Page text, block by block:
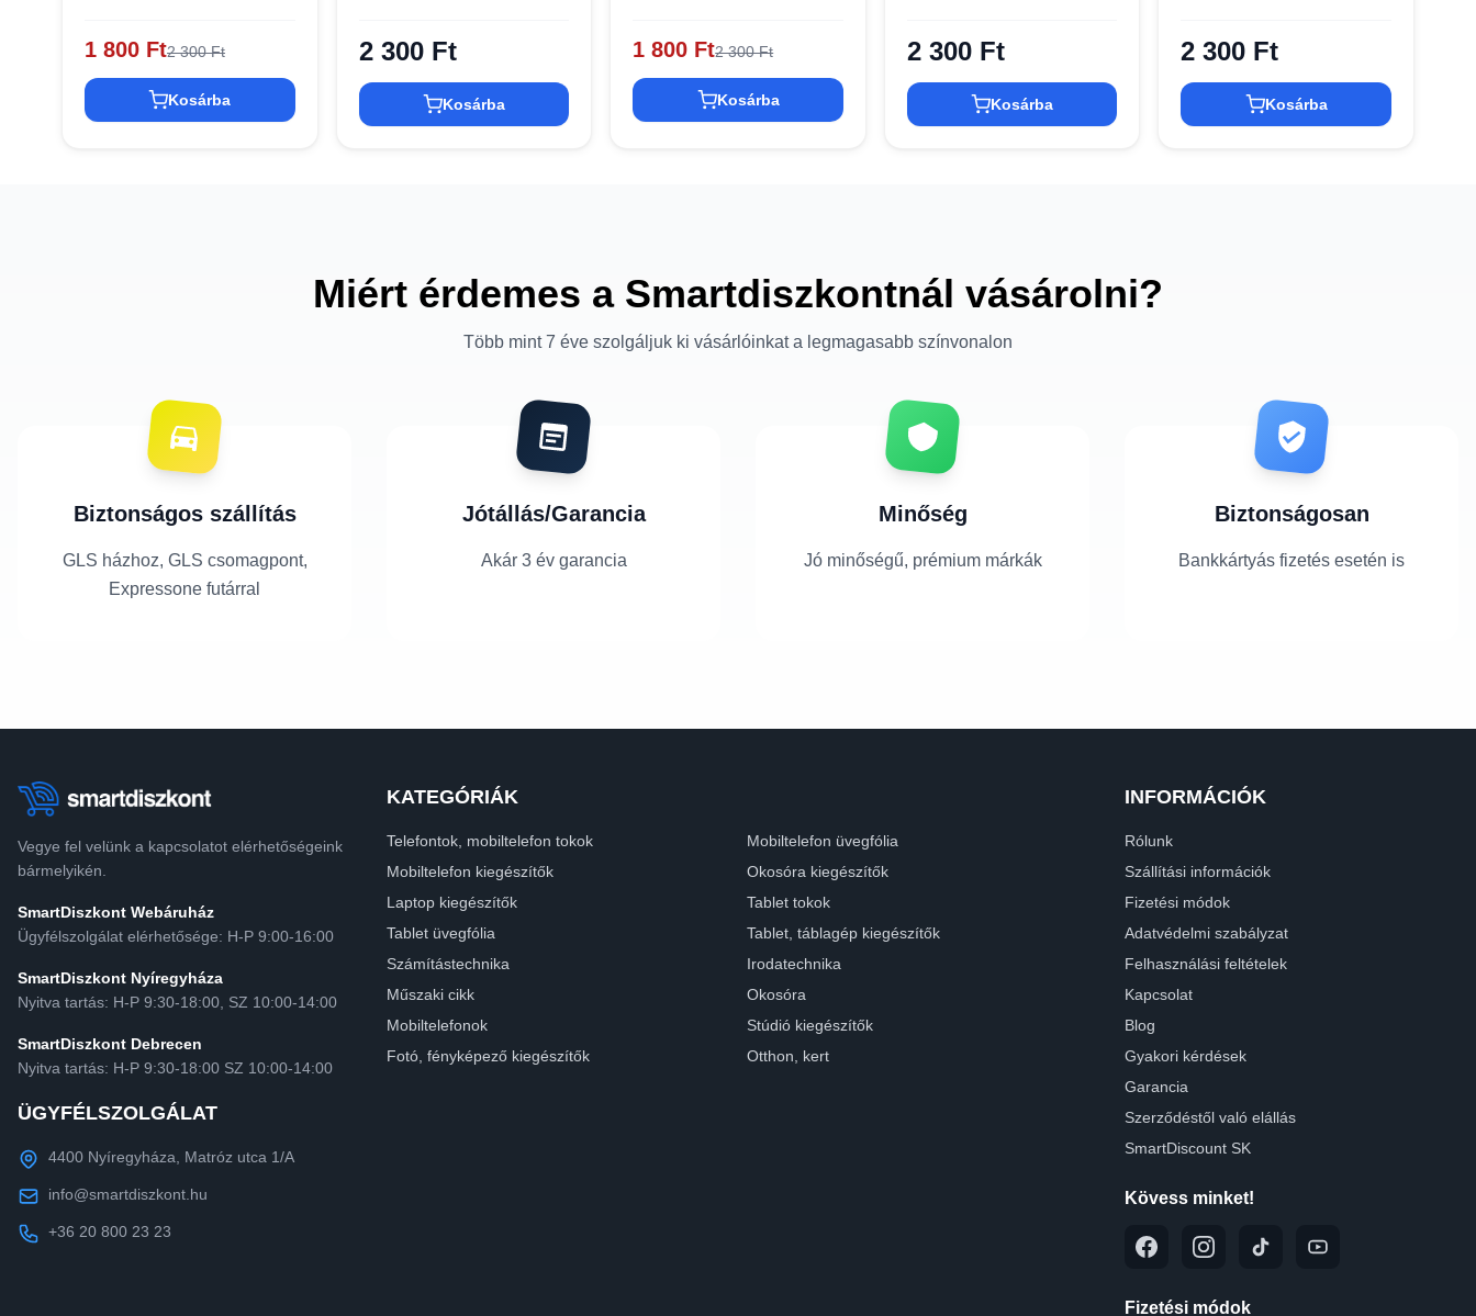
1 800 Ft2 300 Ft
Kosárba
2 300 Ft
Kosárba
1 800 Ft2 300 Ft
Kosárba
2 300 Ft
Kosárba
2 300 Ft
Kosárba
Miért érdemes a Smartdiszkontnál vásárolni?
Több mint 7 éve szolgáljuk ki vásárlóinkat a legmagasabb színvonalon
Biztonságos szállítás
GLS házhoz, GLS csomagpont,
Expressone futárral
Jótállás/Garancia
Akár 3 év garancia
Minőség
Jó minőségű, prémium márkák
Biztonságosan
Bankkártyás fizetés esetén is
Vegye fel velünk a kapcsolatot elérhetőségeink
bármelyikén.
SmartDiszkont Webáruház
Ügyfélszolgálat elérhetősége: H-P 9:00-16:00
SmartDiszkont Nyíregyháza
Nyitva tartás: H-P 9:30-18:00, SZ 10:00-14:00
SmartDiszkont Debrecen
Nyitva tartás: H-P 9:30-18:00 SZ 10:00-14:00
ÜGYFÉLSZOLGÁLAT
4400 Nyíregyháza, Matróz utca 1/A
info@smartdiszkont.hu
+36 20 800 23 23
KATEGÓRIÁK
Telefontok, mobiltelefon tokok
Mobiltelefon üvegfólia
Mobiltelefon kiegészítők
Okosóra kiegészítők
Laptop kiegészítők
Tablet tokok
Tablet üvegfólia
Tablet, táblagép kiegészítők
Számítástechnika
Irodatechnika
Műszaki cikk
Okosóra
Mobiltelefonok
Stúdió kiegészítők
Fotó, fényképező kiegészítők
Otthon, kert
INFORMÁCIÓK
Rólunk
Szállítási információk
Fizetési módok
Adatvédelmi szabályzat
Felhasználási feltételek
Kapcsolat
Blog
Gyakori kérdések
Garancia
Szerződéstől való elállás
SmartDiscount SK
Kövess minket!
Fizetési módok